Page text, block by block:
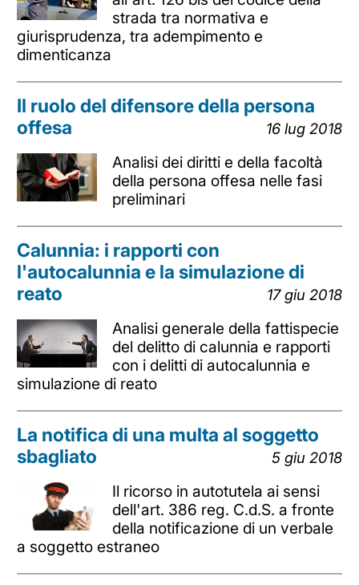
strada tra normativa e
giurisprudenza, tra adempimento e
dimenticanza
Il ruolo del difensore della persona
offesa
16 lug 2018
Analisi dei diritti e della facoltà
della persona offesa nelle fasi
preliminari
Calunnia: i rapporti con
l'autocalunnia e la simulazione di
reato
17 giu 2018
Analisi generale della fattispecie
del delitto di calunnia e rapporti
con i delitti di autocalunnia e
simulazione di reato
La notifica di una multa al soggetto
sbagliato
5 giu 2018
Il ricorso in autotutela ai sensi
dell'art. 386 reg. C.d.S. a fronte
della notificazione di un verbale
a soggetto estraneo